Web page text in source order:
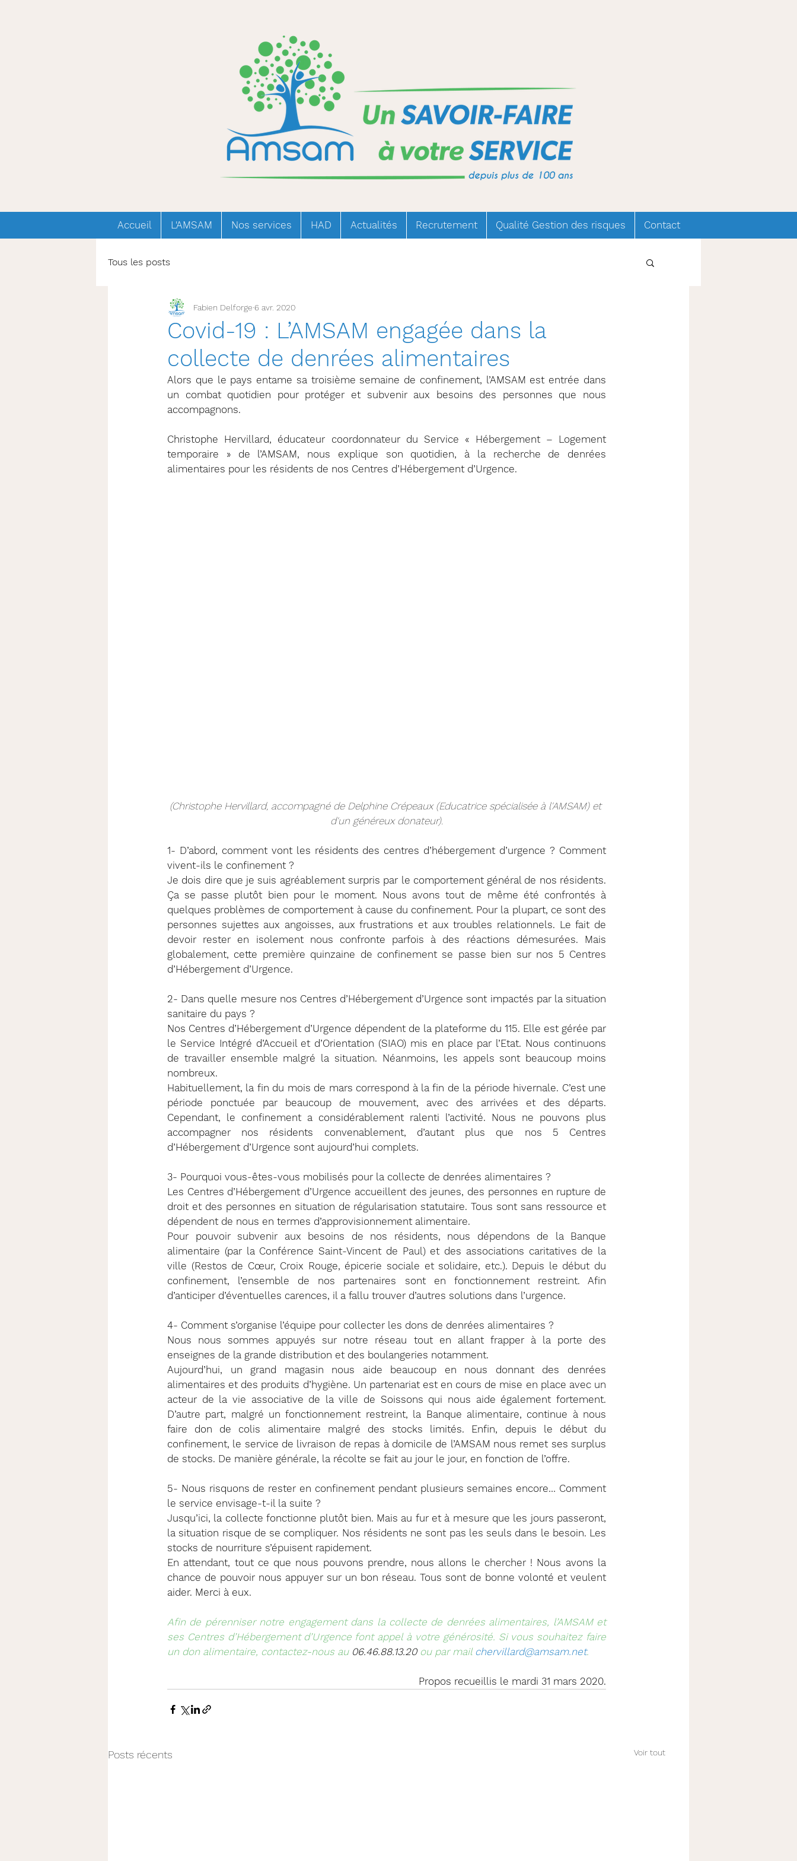
Accueil L'AMSAM Nos services HAD Actualités Recrutement Qualité Gestion des risques Contact
Tous les posts
Covid-19 : L’AMSAM engagée dans la
collecte de denrées alimentaires
Fabien Delforge 6 avr. 2020
Alors que le pays entame sa troisième semaine de confinement, l’AMSAM est entrée dans
un combat quotidien pour protéger et subvenir aux besoins des personnes que nous
accompagnons.
Christophe Hervillard, éducateur coordonnateur du Service « Hébergement – Logement
temporaire » de l’AMSAM, nous explique son quotidien, à la recherche de denrées
alimentaires pour les résidents de nos Centres d’Hébergement d’Urgence.
(Christophe Hervillard, accompagné de Delphine Crépeaux (Educatrice spécialisée à l'AMSAM) et
d'un généreux donateur).
1- D’abord, comment vont les résidents des centres d’hébergement d’urgence ? Comment
vivent-ils le confinement ?
Je dois dire que je suis agréablement surpris par le comportement général de nos résidents.
Ça se passe plutôt bien pour le moment. Nous avons tout de même été confrontés à
quelques problèmes de comportement à cause du confinement. Pour la plupart, ce sont des
personnes sujettes aux angoisses, aux frustrations et aux troubles relationnels. Le fait de
devoir rester en isolement nous confronte parfois à des réactions démesurées. Mais
globalement, cette première quinzaine de confinement se passe bien sur nos 5 Centres
d’Hébergement d’Urgence.
2- Dans quelle mesure nos Centres d’Hébergement d’Urgence sont impactés par la situation
sanitaire du pays ?
Nos Centres d’Hébergement d’Urgence dépendent de la plateforme du 115. Elle est gérée par
le Service Intégré d’Accueil et d’Orientation (SIAO) mis en place par l’Etat. Nous continuons
de travailler ensemble malgré la situation. Néanmoins, les appels sont beaucoup moins
nombreux.
Habituellement, la fin du mois de mars correspond à la fin de la période hivernale. C’est une
période ponctuée par beaucoup de mouvement, avec des arrivées et des départs.
Cependant, le confinement a considérablement ralenti l’activité. Nous ne pouvons plus
accompagner nos résidents convenablement, d’autant plus que nos 5 Centres
d’Hébergement d’Urgence sont aujourd’hui complets.
3- Pourquoi vous-êtes-vous mobilisés pour la collecte de denrées alimentaires ?
Les Centres d’Hébergement d’Urgence accueillent des jeunes, des personnes en rupture de
droit et des personnes en situation de régularisation statutaire. Tous sont sans ressource et
dépendent de nous en termes d’approvisionnement alimentaire.
Pour pouvoir subvenir aux besoins de nos résidents, nous dépendons de la Banque
alimentaire (par la Conférence Saint-Vincent de Paul) et des associations caritatives de la
ville (Restos de Cœur, Croix Rouge, épicerie sociale et solidaire, etc.). Depuis le début du
confinement, l’ensemble de nos partenaires sont en fonctionnement restreint. Afin
d’anticiper d’éventuelles carences, il a fallu trouver d’autres solutions dans l’urgence.
4- Comment s’organise l’équipe pour collecter les dons de denrées alimentaires ?
Nous nous sommes appuyés sur notre réseau tout en allant frapper à la porte des
enseignes de la grande distribution et des boulangeries notamment.
Aujourd’hui, un grand magasin nous aide beaucoup en nous donnant des denrées
alimentaires et des produits d’hygiène. Un partenariat est en cours de mise en place avec un
acteur de la vie associative de la ville de Soissons qui nous aide également fortement.
D’autre part, malgré un fonctionnement restreint, la Banque alimentaire, continue à nous
faire don de colis alimentaire malgré des stocks limités. Enfin, depuis le début du
confinement, le service de livraison de repas à domicile de l’AMSAM nous remet ses surplus
de stocks. De manière générale, la récolte se fait au jour le jour, en fonction de l’offre.
5- Nous risquons de rester en confinement pendant plusieurs semaines encore… Comment
le service envisage-t-il la suite ?
Jusqu’ici, la collecte fonctionne plutôt bien. Mais au fur et à mesure que les jours passeront,
la situation risque de se compliquer. Nos résidents ne sont pas les seuls dans le besoin. Les
stocks de nourriture s’épuisent rapidement.
En attendant, tout ce que nous pouvons prendre, nous allons le chercher ! Nous avons la
chance de pouvoir nous appuyer sur un bon réseau. Tous sont de bonne volonté et veulent
aider. Merci à eux.
Afin de pérenniser notre engagement dans la collecte de denrées alimentaires, l’AMSAM et
ses Centres d’Hébergement d’Urgence font appel à votre générosité. Si vous souhaitez faire
un don alimentaire, contactez-nous au 06.46.88.13.20 ou par mail chervillard@amsam.net.
Propos recueillis le mardi 31 mars 2020.
Posts récents Voir tout